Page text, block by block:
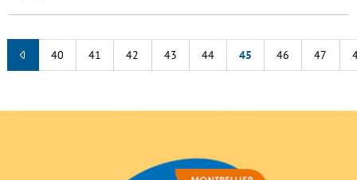
40 41 42 43 44 45 46 47